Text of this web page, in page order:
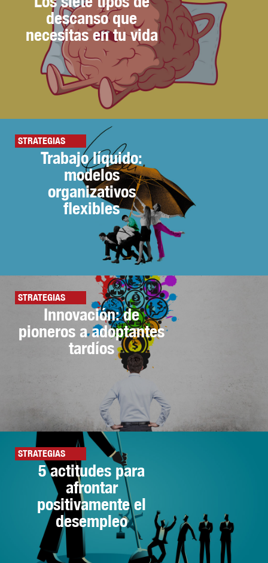
descanso que
necesitas en tu vida
STRATEGIAS
Trabajo líquido:
modelos
organizativos
flexibles
STRATEGIAS
Innovación: de
pioneros a adoptantes
tardíos
STRATEGIAS
5 actitudes para
afrontar
positivamente el
desempleo